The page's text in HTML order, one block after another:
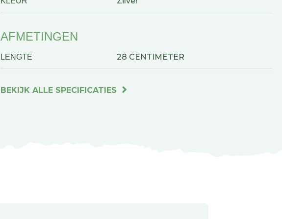
AFMETINGEN
LENGTE 28 CENTIMETER
BEKIJK ALLE SPECIFICATIES